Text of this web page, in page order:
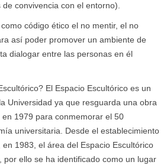
convivencia con el entorno).
código ético el no mentir, el no
así poder promover un ambiente de
dialogar entre las personas en él
El Espacio Escultórico es un
Universidad ya que resguarda una obra
1979 para conmemorar el 50
universitaria. Desde el establecimiento
1983, el área del Espacio Escultórico
por ello se ha identificado como un lugar